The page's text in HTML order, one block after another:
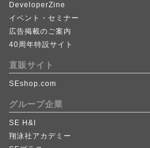
DeveloperZine
イベント・セミナー
広告掲載のご案内
40周年特設サイト
直販サイト
SEshop.com
グループ企業
SE H&I
翔泳社アカデミー